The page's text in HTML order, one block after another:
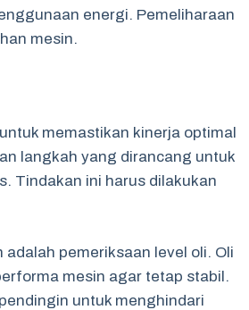
energi. Pemeliharaan
mesin.
memastikan kinerja optimal
langkah yang dirancang untuk
Tindakan ini harus dilakukan
pemeriksaan level oli. Oli
mesin agar tetap stabil.
untuk menghindari